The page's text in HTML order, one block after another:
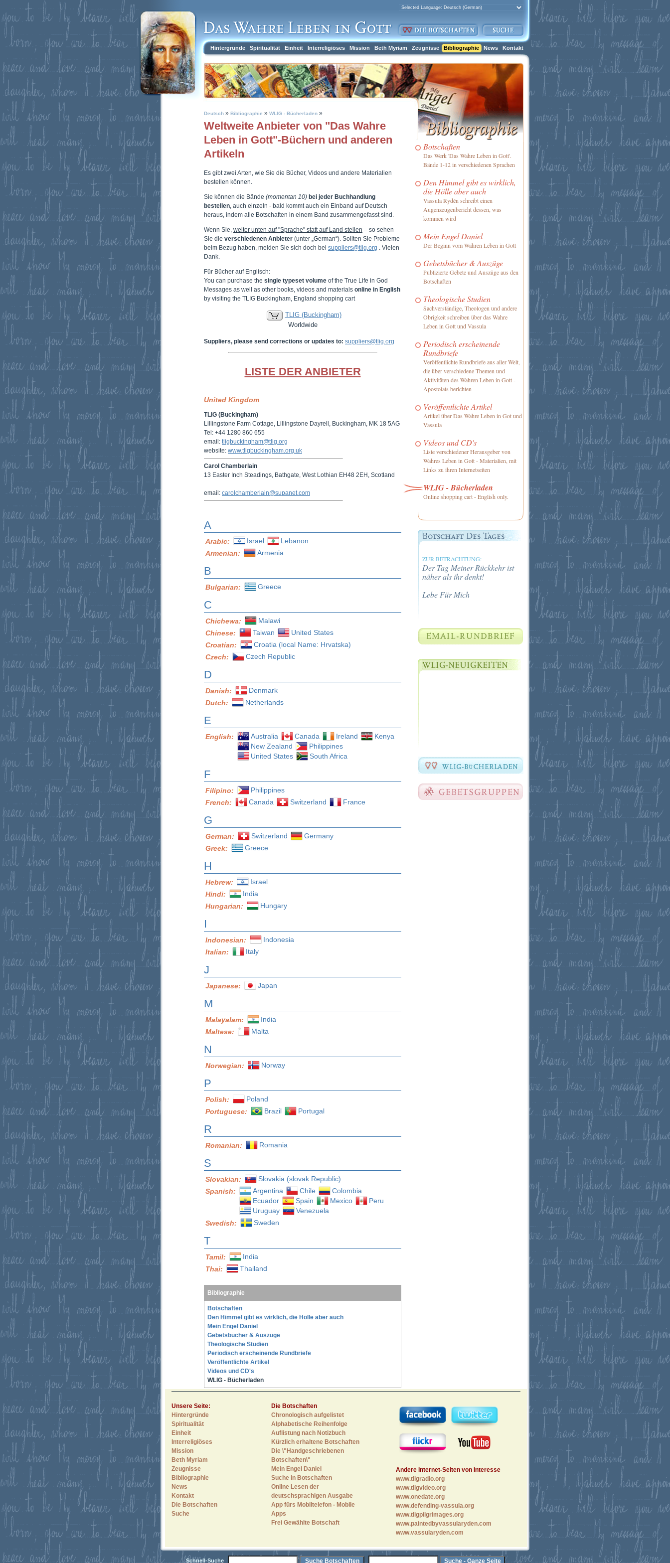
Hintergründe Spiritualität Einheit Interreligiöses Mission Beth Myriam Zeugnisse Bibliographie News Kontakt
Deutsch » Bibliographie » WLIG - Bücherladen »
Weltweite Anbieter von "Das Wahre
Leben in Gott"-Büchern und anderen
Artikeln
Es gibt zwei Arten, wie Sie die Bücher, Videos und andere Materialien
bestellen können.
Sie können die Bände (momentan 10) bei jeder Buchhandlung
bestellen , auch einzeln - bald kommt auch ein Einband auf Deutsch
heraus, indem alle Botschaften in einem Band zusammengefasst sind.
Wenn Sie, weiter unten auf "Sprache" statt auf Land stellen – so sehen
Sie die verschiedenen Anbieter (unter „German“). Sollten Sie Probleme
beim Bezug haben, melden Sie sich doch bei suppliers@tlig.org . Vielen
Dank.
Für Bücher auf Englisch:
You can purchase the single typeset volume of the True Life in God
Messages as well as other books, videos and materials online in English
by visiting the TLIG Buckingham, England shopping cart
TLIG (Buckingham)
Worldwide
Suppliers, please send corrections or updates to: suppliers@tlig.org
LISTE DER ANBIETER
United Kingdom
TLIG (Buckingham)
Lillingstone Farm Cottage, Lillingstone Dayrell, Buckingham, MK 18 5AG
Tel: +44 1280 860 655
email: tligbuckingham@tlig.org
website: www.tligbuckingham.org.uk
Carol Chamberlain
13 Easter Inch Steadings, Bathgate, West Lothian EH48 2EH, Scotland
email: carolchamberlain@supanet.com
A
Arabic: Israel
Lebanon
Armenian:
Armenia
B
Bulgarian: Greece
C
Chichewa:
Malawi
Chinese:
Taiwan
United States
Croatian:
Croatia (local Name: Hrvatska)
Czech:
Czech Republic
D
Danish:
Denmark
Dutch:
Netherlands
E
English: Australia Canada Ireland
Kenya
New Zealand
Philippines
United States
South Africa
F
Filipino:
Philippines
French:
Canada Switzerland France
G
German: Switzerland
Germany
Greek:
Greece
H
Hebrew:
Israel
Hindi:
India
Hungarian:
Hungary
I
Indonesian:
Indonesia
Italian:
Italy
J
Japanese: Japan
M
Malayalam:
India
Maltese:
Malta
N
Norwegian: Norway
P
Polish:
Poland
Portuguese:
Brazil Portugal
R
Romanian: Romania
S
Slovakian:
Slovakia (slovak Republic)
Spanish:
Argentina Chile
Colombia
Ecuador
Spain Mexico
Peru
Uruguay
Venezuela
Swedish:
Sweden
T
Tamil:
India
Thai:
Thailand
Bibliographie
Botschaften
Den Himmel gibt es wirklich, die Hölle aber auch
Mein Engel Daniel
Gebetsbücher & Auszüge
Theologische Studien
Periodisch erscheinende Rundbriefe
Veröffentlichte Artikel
Videos und CD's
WLIG - Bücherladen
Botschaften
Das Werk 'Das Wahre Leben in Gott'.
Bände 1-12 in verschiedenen Sprachen
Den Himmel gibt es wirklich,
die Hölle aber auch
Vassula Rydén schreibt einen
Augenzeugenbericht dessen, was
kommen wird
Mein Engel Daniel
Der Beginn vom Wahren Leben in Gott
Gebetsbücher & Auszüge
Publizierte Gebete und Auszüge aus den
Botschaften
Theologische Studien
Sachverständige, Theologen und andere
Obrigkeit schreiben über das Wahre
Leben in Gott und Vassula
Periodisch erscheinende
Rundbriefe
Veröffentlichte Rundbriefe aus aller Welt,
die über verschiedene Themen und
Aktivitäten des Wahren Leben in Gott -
Apostolats berichten
Veröffentlichte Artikel
Artikel über Das Wahre Leben in Got und
Vassula
Videos und CD's
Liste verschiedener Herausgeber von
Wahres Leben in Gott - Materialien, mit
Links zu ihren Internetseiten
WLIG - Bücherladen
Online shopping cart - English only.
ZUR BETRACHTUNG:
Der Tag Meiner Rückkehr ist
näher als ihr denkt!
Lebe Für Mich
Unsere Seite:
Hintergründe
Spiritualität
Einheit
Interreligiöses
Mission
Beth Myriam
Zeugnisse
Bibliographie
News
Kontakt
Die Botschaften
Suche
Die Botschaften
Chronologisch aufgelistet
Alphabetische Reihenfolge
Auflistung nach Notizbuch
Kürzlich erhaltene Botschaften
Die \"Handgeschriebenen
Botschaften\"
Mein Engel Daniel
Suche in Botschaften
Online Lesen der
deutschsprachigen Ausgabe
App fürs Mobiltelefon - Mobile
Apps
Frei Gewählte Botschaft
Andere Internet-Seiten von Interesse
www.tligradio.org
www.tligvideo.org
www.onedate.org
www.defending-vassula.org
www.tligpilgrimages.org
www.paintedbyvassularyden.com
www.vassularyden.com
Schnell-Suche